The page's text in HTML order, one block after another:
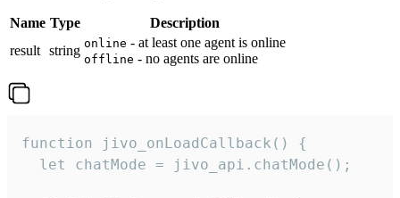
Name Type
Description
result string online - at least one agent is online
offline - no agents are online
function jivo_onLoadCallback() {
  let chatMode = jivo_api.chatMode();